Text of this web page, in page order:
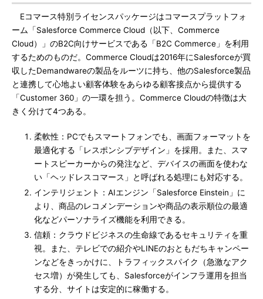
Eコマース特別ライセンスパッケージはコマースプラットフォ
ーム「Salesforce Commerce Cloud（以下、Commerce
Cloud）」のB2C向けサービスである「B2C Commerce」を利用
するためのものだ。Commerce Cloudは2016年にSalesforceが買
収したDemandwareの製品をルーツに持ち、他のSalesforce製品
と連携して心地よい顧客体験をあらゆる顧客接点から提供する
「Customer 360」の一環を担う。Commerce Cloudの特徴は大
きく分けて4つある。
柔軟性：PCでもスマートフォンでも、画面フォーマットを
最適化する「レスポンシブデザイン」を採用。また、スマ
ートスピーカーからの発注など、デバイスの画面を使わな
い「ヘッドレスコマース」と呼ばれる処理にも対応する。
インテリジェント：AIエンジン「Salesforce Einstein」に
より、商品のレコメンデーションや商品の表示順位の最適
化などパーソナライズ機能を利用できる。
信頼：クラウドビジネスの生命線であるセキュリティを重
視。また、テレビでの紹介やLINEのおともだちキャンペー
ンなどをきっかけに、トラフィックスパイク（急激なアク
セス増）が発生しても、Salesforceがインフラ運用を担当
する分、サイトは安定的に稼働する。